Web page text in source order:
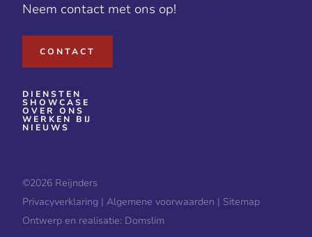
Neem contact met ons op!
CONTACT
DIENSTEN
SHOWCASE
OVER ONS
WERKEN BIJ
NIEUWS
©2026 Reijnders
Privacyverklaring | Algemene voorwaarden | Sitemap
Ontwerp en realisatie: Domslim